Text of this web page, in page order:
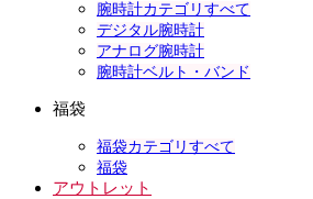
腕時計カテゴリすべて
デジタル腕時計
アナログ腕時計
腕時計ベルト・バンド
福袋
福袋カテゴリすべて
福袋
アウトレット